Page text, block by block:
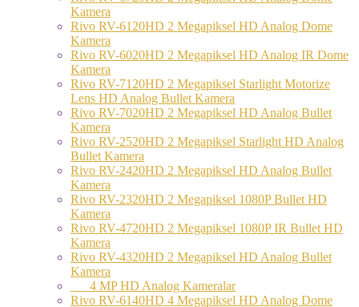
Kamera
Rivo RV-6120HD 2 Megapiksel HD Analog Dome
Kamera
Rivo RV-6020HD 2 Megapiksel HD Analog IR Dome
Kamera
Rivo RV-7120HD 2 Megapiksel Starlight Motorize
Lens HD Analog Bullet Kamera
Rivo RV-7020HD 2 Megapiksel HD Analog Bullet
Kamera
Rivo RV-2520HD 2 Megapiksel Starlight HD Analog
Bullet Kamera
Rivo RV-2420HD 2 Megapiksel HD Analog Bullet
Kamera
Rivo RV-2320HD 2 Megapiksel 1080P Bullet HD
Kamera
Rivo RV-4720HD 2 Megapiksel 1080P IR Bullet HD
Kamera
Rivo RV-4320HD 2 Megapiksel HD Analog Bullet
Kamera
4 MP HD Analog Kameralar
Rivo RV-6140HD 4 Megapiksel HD Analog Dome